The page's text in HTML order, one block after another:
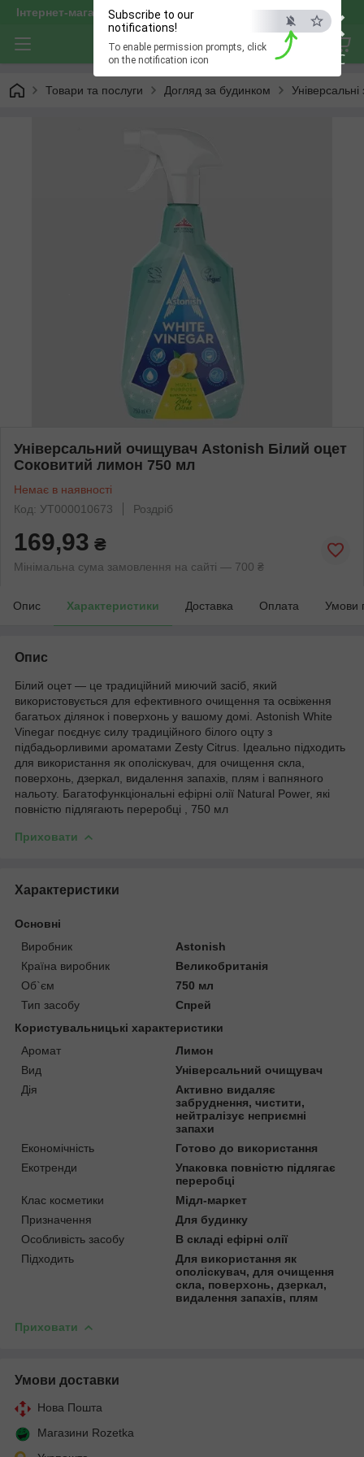
×
ESC
Subscribe to our
notifications!
To enable permission prompts, click
on the notification icon
Інтернет-магазин "optservis"
Товари та послуги Догляд за будинком
Універсальний очищувач Astonish Білий оцет
Соковитий лимон 750 мл
Немає в наявності
Код: УТ000010673
Роздріб
169,93 ₴
Мінімальна сума замовлення на сайті — 700 ₴
Опис Характеристики Доставка Оплата Умови
Опис
Білий оцет — це традиційний миючий засіб, який
використовується для ефективного очищення та освіження
багатьох ділянок і поверхонь у вашому домі. Astonish White
Vinegar поєднує силу традиційного білого оцту з
підбадьорливими ароматами Zesty Citrus. Ідеально підходить
для використання як ополіскувач, для очищення скла,
поверхонь, дзеркал, видалення запахів, плям і вапняного
нальоту. Багатофункціональні ефірні олії Natural Power, які
повністю підлягають переробці , 750 мл
Приховати
Характеристики
Основні
Виробник
Astonish
Країна виробник
Великобританія
Об`єм
750 мл
Тип засобу
Спрей
Користувальницькі характеристики
Аромат
Лимон
Вид
Універсальний очищувач
Дія
Активно видаляє
забруднення, чистити,
нейтралізує неприємні
запахи
Економічність
Готово до використання
Екотренди
Упаковка повністю підлягає
переробці
Клас косметики
Мідл-маркет
Призначення
Для будинку
Особливість засобу
В складі ефірні олії
Підходить
Для використання як
ополіскувач, для очищення
скла, поверхонь, дзеркал,
видалення запахів, плям
Приховати
Умови доставки
Нова Пошта
Магазини Rozetka